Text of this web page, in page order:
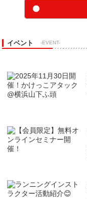
イベント -EVENT-